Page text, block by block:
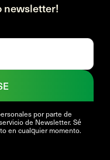
newsletter!
por parte de
de Newsletter. Sé
en cualquier momento.